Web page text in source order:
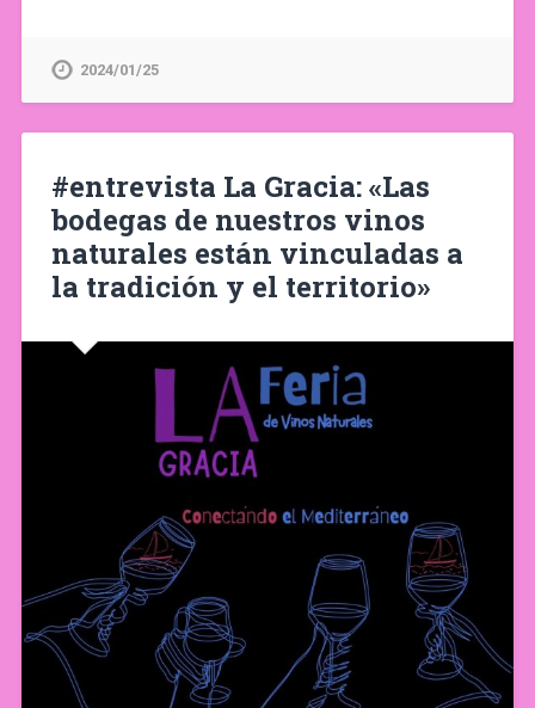
2024/01/25
#entrevista La Gracia: «Las
bodegas de nuestros vinos
naturales están vinculadas a
la tradición y el territorio»